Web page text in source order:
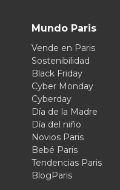
Mundo Paris
Vende en Paris
Sostenibilidad
Black Friday
Cyber Monday
Cyberday
Día de la Madre
Día del niño
Novios Paris
Bebé Paris
Tendencias Paris
BlogParis